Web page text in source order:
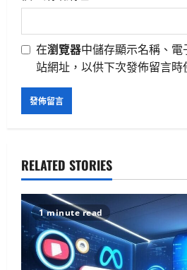
在瀏覽器中儲存顯示名稱、
站網址，以供下次發佈留言時
RELATED STORIES
1 minute read